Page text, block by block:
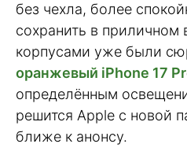
без чехла, более
сохранить в приличном
корпусами уже были
оранжевый iPhone 17
определённым
решится Apple с новой
ближе к анонсу.